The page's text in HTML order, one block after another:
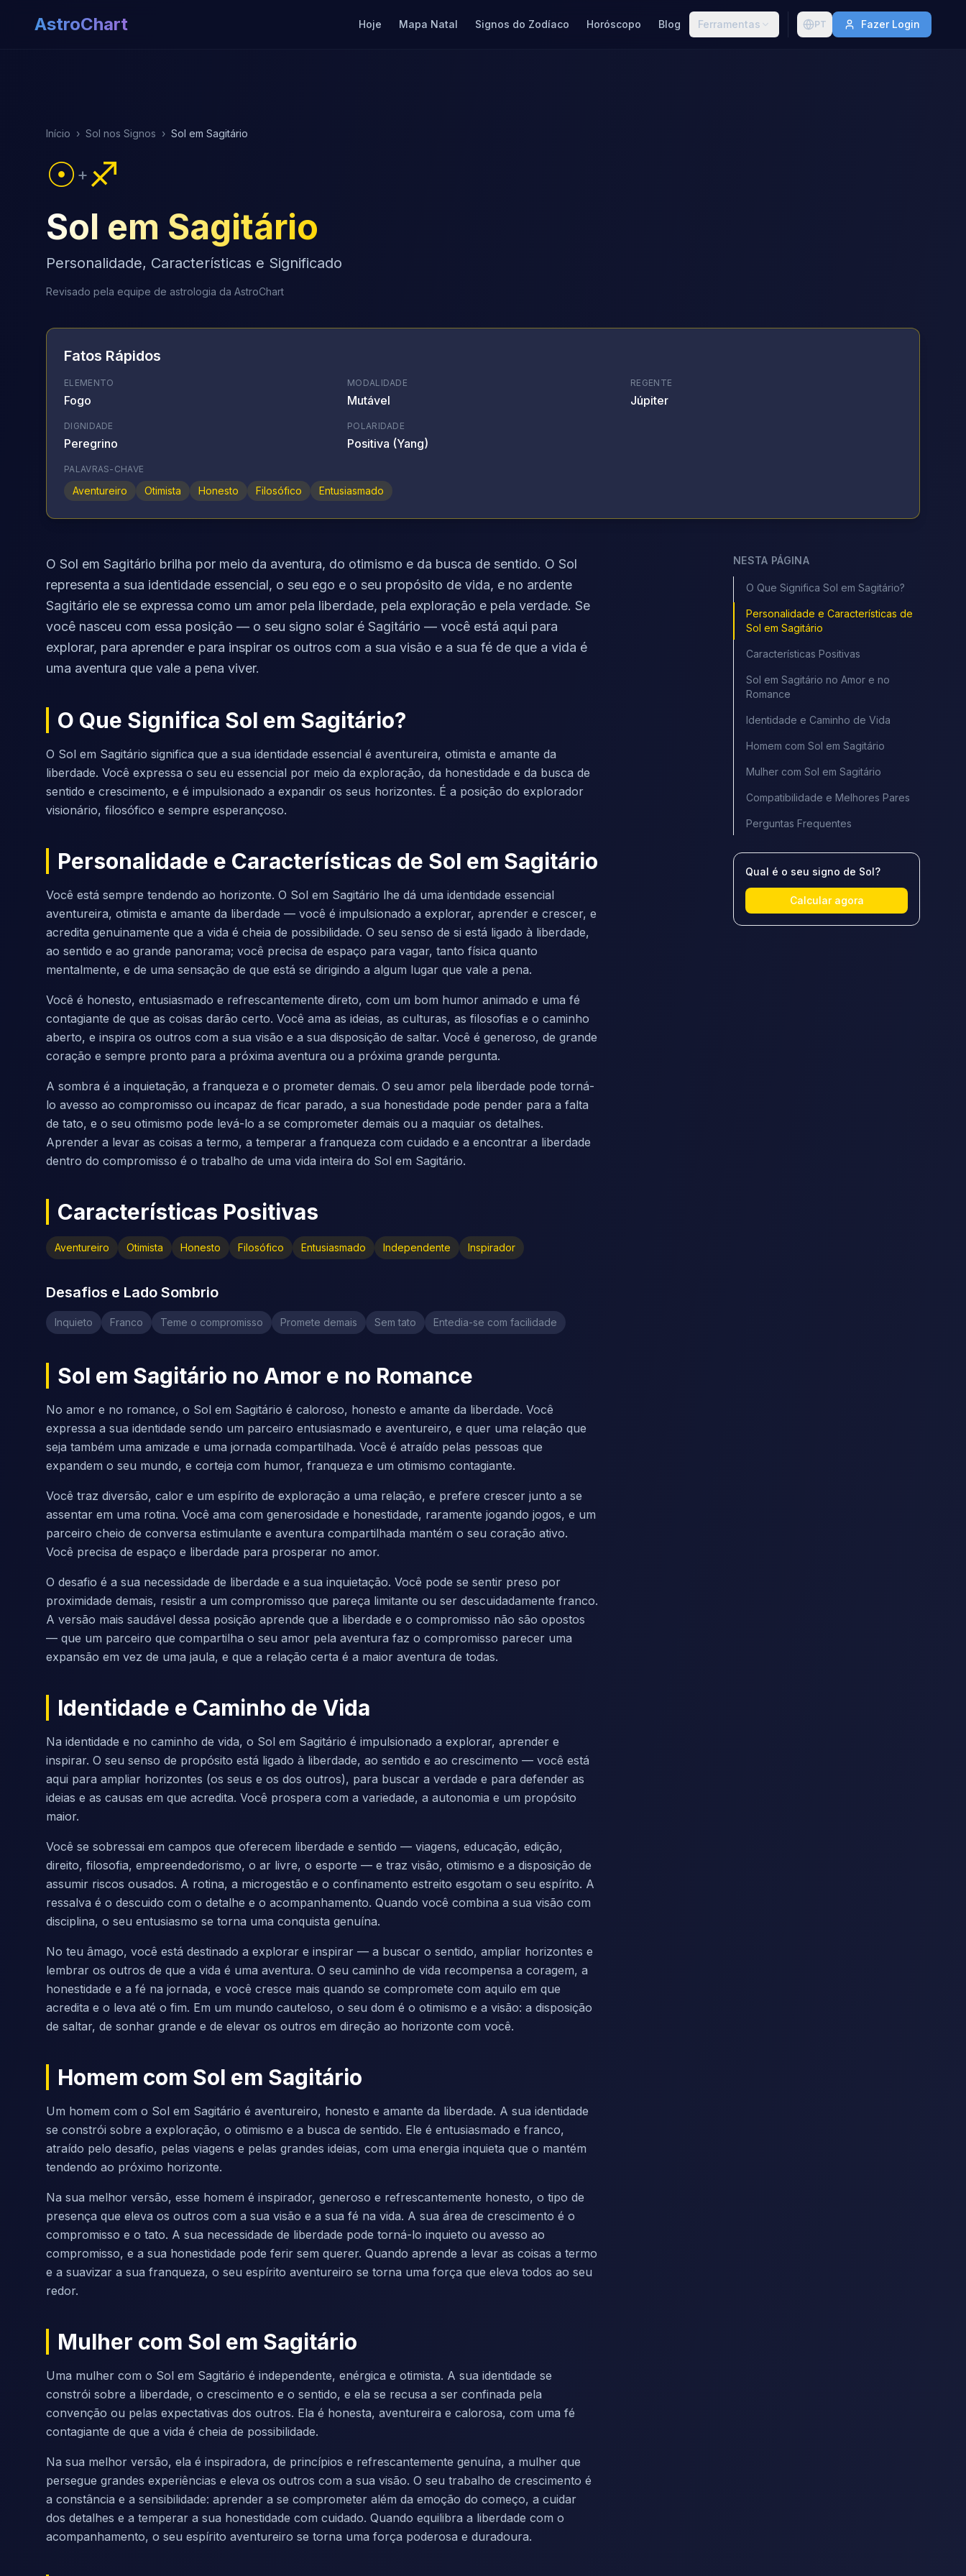
AstroChart Hoje Mapa Natal Signos do Zodíaco Horóscopo Blog Ferramentas PT Fazer Login
Início › Sol nos Signos › Sol em Sagitário
☉ + ♐
Sol em Sagitário
Personalidade, Características e Significado
Revisado pela equipe de astrologia da AstroChart
Fatos Rápidos
ELEMENTO
Fogo
MODALIDADE
Mutável
REGENTE
Júpiter
DIGNIDADE
Peregrino
POLARIDADE
Positiva (Yang)
PALAVRAS-CHAVE
Aventureiro Otimista Honesto Filosófico Entusiasmado
O Sol em Sagitário brilha por meio da aventura, do otimismo e da busca de sentido. O Sol
representa a sua identidade essencial, o seu ego e o seu propósito de vida, e no ardente
Sagitário ele se expressa como um amor pela liberdade, pela exploração e pela verdade. Se
você nasceu com essa posição — o seu signo solar é Sagitário — você está aqui para
explorar, para aprender e para inspirar os outros com a sua visão e a sua fé de que a vida é
uma aventura que vale a pena viver.
O Que Significa Sol em Sagitário?
O Sol em Sagitário significa que a sua identidade essencial é aventureira, otimista e amante da
liberdade. Você expressa o seu eu essencial por meio da exploração, da honestidade e da busca de
sentido e crescimento, e é impulsionado a expandir os seus horizontes. É a posição do explorador
visionário, filosófico e sempre esperançoso.
Personalidade e Características de Sol em Sagitário
Você está sempre tendendo ao horizonte. O Sol em Sagitário lhe dá uma identidade essencial
aventureira, otimista e amante da liberdade — você é impulsionado a explorar, aprender e crescer, e
acredita genuinamente que a vida é cheia de possibilidade. O seu senso de si está ligado à liberdade,
ao sentido e ao grande panorama; você precisa de espaço para vagar, tanto física quanto
mentalmente, e de uma sensação de que está se dirigindo a algum lugar que vale a pena.
Você é honesto, entusiasmado e refrescantemente direto, com um bom humor animado e uma fé
contagiante de que as coisas darão certo. Você ama as ideias, as culturas, as filosofias e o caminho
aberto, e inspira os outros com a sua visão e a sua disposição de saltar. Você é generoso, de grande
coração e sempre pronto para a próxima aventura ou a próxima grande pergunta.
A sombra é a inquietação, a franqueza e o prometer demais. O seu amor pela liberdade pode torná-
lo avesso ao compromisso ou incapaz de ficar parado, a sua honestidade pode pender para a falta
de tato, e o seu otimismo pode levá-lo a se comprometer demais ou a maquiar os detalhes.
Aprender a levar as coisas a termo, a temperar a franqueza com cuidado e a encontrar a liberdade
dentro do compromisso é o trabalho de uma vida inteira do Sol em Sagitário.
Características Positivas
Aventureiro Otimista Honesto Filosófico Entusiasmado Independente Inspirador
Desafios e Lado Sombrio
Inquieto Franco Teme o compromisso Promete demais Sem tato Entedia-se com facilidade
Sol em Sagitário no Amor e no Romance
No amor e no romance, o Sol em Sagitário é caloroso, honesto e amante da liberdade. Você
expressa a sua identidade sendo um parceiro entusiasmado e aventureiro, e quer uma relação que
seja também uma amizade e uma jornada compartilhada. Você é atraído pelas pessoas que
expandem o seu mundo, e corteja com humor, franqueza e um otimismo contagiante.
Você traz diversão, calor e um espírito de exploração a uma relação, e prefere crescer junto a se
assentar em uma rotina. Você ama com generosidade e honestidade, raramente jogando jogos, e um
parceiro cheio de conversa estimulante e aventura compartilhada mantém o seu coração ativo.
Você precisa de espaço e liberdade para prosperar no amor.
O desafio é a sua necessidade de liberdade e a sua inquietação. Você pode se sentir preso por
proximidade demais, resistir a um compromisso que pareça limitante ou ser descuidadamente franco.
A versão mais saudável dessa posição aprende que a liberdade e o compromisso não são opostos
— que um parceiro que compartilha o seu amor pela aventura faz o compromisso parecer uma
expansão em vez de uma jaula, e que a relação certa é a maior aventura de todas.
Identidade e Caminho de Vida
Na identidade e no caminho de vida, o Sol em Sagitário é impulsionado a explorar, aprender e
inspirar. O seu senso de propósito está ligado à liberdade, ao sentido e ao crescimento — você está
aqui para ampliar horizontes (os seus e os dos outros), para buscar a verdade e para defender as
ideias e as causas em que acredita. Você prospera com a variedade, a autonomia e um propósito
maior.
Você se sobressai em campos que oferecem liberdade e sentido — viagens, educação, edição,
direito, filosofia, empreendedorismo, o ar livre, o esporte — e traz visão, otimismo e a disposição de
assumir riscos ousados. A rotina, a microgestão e o confinamento estreito esgotam o seu espírito. A
ressalva é o descuido com o detalhe e o acompanhamento. Quando você combina a sua visão com
disciplina, o seu entusiasmo se torna uma conquista genuína.
No teu âmago, você está destinado a explorar e inspirar — a buscar o sentido, ampliar horizontes e
lembrar os outros de que a vida é uma aventura. O seu caminho de vida recompensa a coragem, a
honestidade e a fé na jornada, e você cresce mais quando se compromete com aquilo em que
acredita e o leva até o fim. Em um mundo cauteloso, o seu dom é o otimismo e a visão: a disposição
de saltar, de sonhar grande e de elevar os outros em direção ao horizonte com você.
Homem com Sol em Sagitário
Um homem com o Sol em Sagitário é aventureiro, honesto e amante da liberdade. A sua identidade
se constrói sobre a exploração, o otimismo e a busca de sentido. Ele é entusiasmado e franco,
atraído pelo desafio, pelas viagens e pelas grandes ideias, com uma energia inquieta que o mantém
tendendo ao próximo horizonte.
Na sua melhor versão, esse homem é inspirador, generoso e refrescantemente honesto, o tipo de
presença que eleva os outros com a sua visão e a sua fé na vida. A sua área de crescimento é o
compromisso e o tato. A sua necessidade de liberdade pode torná-lo inquieto ou avesso ao
compromisso, e a sua honestidade pode ferir sem querer. Quando aprende a levar as coisas a termo
e a suavizar a sua franqueza, o seu espírito aventureiro se torna uma força que eleva todos ao seu
redor.
Mulher com Sol em Sagitário
Uma mulher com o Sol em Sagitário é independente, enérgica e otimista. A sua identidade se
constrói sobre a liberdade, o crescimento e o sentido, e ela se recusa a ser confinada pela
convenção ou pelas expectativas dos outros. Ela é honesta, aventureira e calorosa, com uma fé
contagiante de que a vida é cheia de possibilidade.
Na sua melhor versão, ela é inspiradora, de princípios e refrescantemente genuína, a mulher que
persegue grandes experiências e eleva os outros com a sua visão. O seu trabalho de crescimento é
a constância e a sensibilidade: aprender a se comprometer além da emoção do começo, a cuidar
dos detalhes e a temperar a sua honestidade com cuidado. Quando equilibra a liberdade com o
acompanhamento, o seu espírito aventureiro se torna uma força poderosa e duradoura.
NESTA PÁGINA
O Que Significa Sol em Sagitário?
Personalidade e Características de
Sol em Sagitário
Características Positivas
Sol em Sagitário no Amor e no
Romance
Identidade e Caminho de Vida
Homem com Sol em Sagitário
Mulher com Sol em Sagitário
Compatibilidade e Melhores Pares
Perguntas Frequentes
Qual é o seu signo de Sol?
Calcular agora